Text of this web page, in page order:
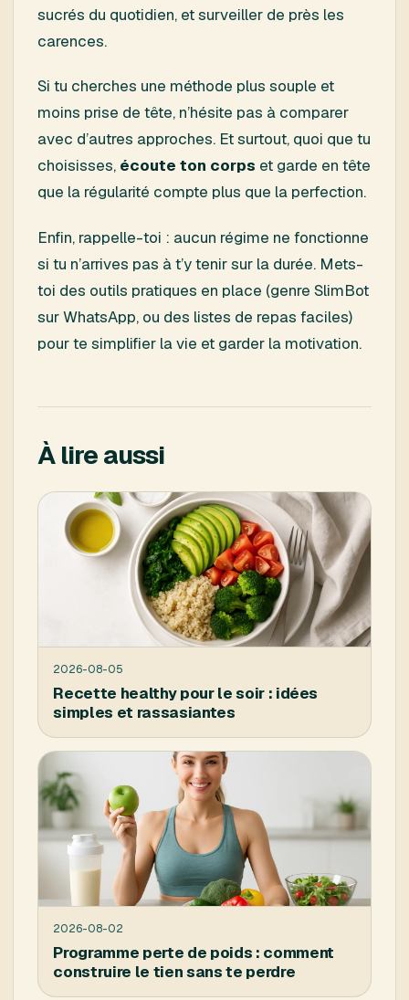
sucrés du quotidien, et surveiller de près les
carences.
Si tu cherches une méthode plus souple et
moins prise de tête, n’hésite pas à comparer
avec d’autres approches. Et surtout, quoi que tu
choisisses, écoute ton corps et garde en tête
que la régularité compte plus que la perfection.
Enfin, rappelle-toi : aucun régime ne fonctionne
si tu n’arrives pas à t’y tenir sur la durée. Mets-
toi des outils pratiques en place (genre SlimBot
sur WhatsApp, ou des listes de repas faciles)
pour te simplifier la vie et garder la motivation.
À lire aussi
2026-08-05
Recette healthy pour le soir : idées
simples et rassasiantes
2026-08-02
Programme perte de poids : comment
construire le tien sans te perdre